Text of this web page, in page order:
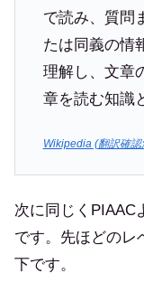
で読み、質問
たは同義の情
理解し、文章
章を読む知識
Wikipedia (翻訳確認
次に同じくPIAAC
です。先ほどのレ
下です。